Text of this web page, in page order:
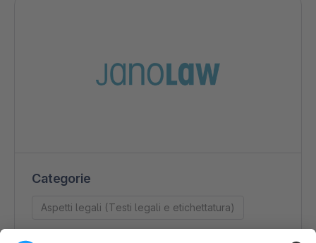
Categorie
Aspetti legali (Testi legali e etichettatura)